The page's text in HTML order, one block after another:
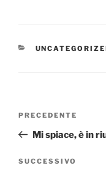
CATEGORIE
Articolo
precedente:
PRECEDENTE
Mi spiace, è in
Articolo
SUCCESSIVO